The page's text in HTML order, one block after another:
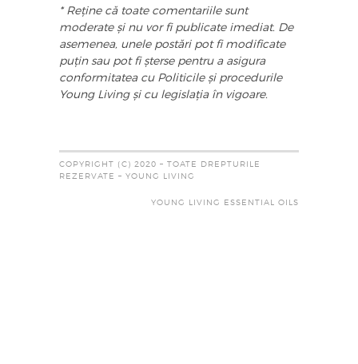
* Reține că toate comentariile sunt
moderate și nu vor fi publicate imediat. De
asemenea, unele postări pot fi modificate
puțin sau pot fi șterse pentru a asigura
conformitatea cu Politicile și procedurile
Young Living și cu legislația în vigoare.
COPYRIGHT (C) 2020 – TOATE DREPTURILE
REZERVATE – YOUNG LIVING
YOUNG LIVING ESSENTIAL OILS